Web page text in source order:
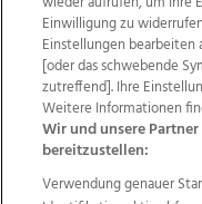
Wir über uns
Datenschutz
AGB Website
Einwilligung zu
Einstellungen bearbeiten
[oder das schwebende
zutreffend]. Ihre
Weitere Informationen
Wir und unsere
bereitzustellen:
Verwendung genauer